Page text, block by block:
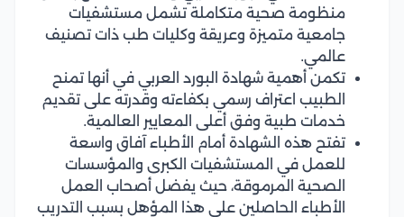
منظومة صحية متكاملة تشمل مستشفيات
جامعية متميزة وعريقة وكليات طب ذات تصنيف
عالمي.
تكمن أهمية شهادة البورد العربي في أنها تمنح
الطبيب اعتراف رسمي بكفاءته وقدرته على تقديم
خدمات طبية وفق أعلى المعايير العالمية.
تفتح هذه الشهادة أمام الأطباء آفاق واسعة
للعمل في المستشفيات الكبرى والمؤسسات
الصحية المرموقة، حيث يفضل أصحاب العمل
الأطباء الحاصلين على هذا المؤهل بسبب التدريب